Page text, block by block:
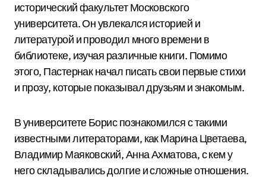
исторический факультет Московского
университета. Он увлекался историей и
литературой и проводил много времени в
библиотеке, изучая различные книги. Помимо
этого, Пастернак начал писать свои первые стихи
и прозу, которые показывал друзьям и знакомым.
В университете Борис познакомился с такими
известными литераторами, как Марина Цветаева,
Владимир Маяковский, Анна Ахматова, с кем у
него складывались долгие и сложные отношения.